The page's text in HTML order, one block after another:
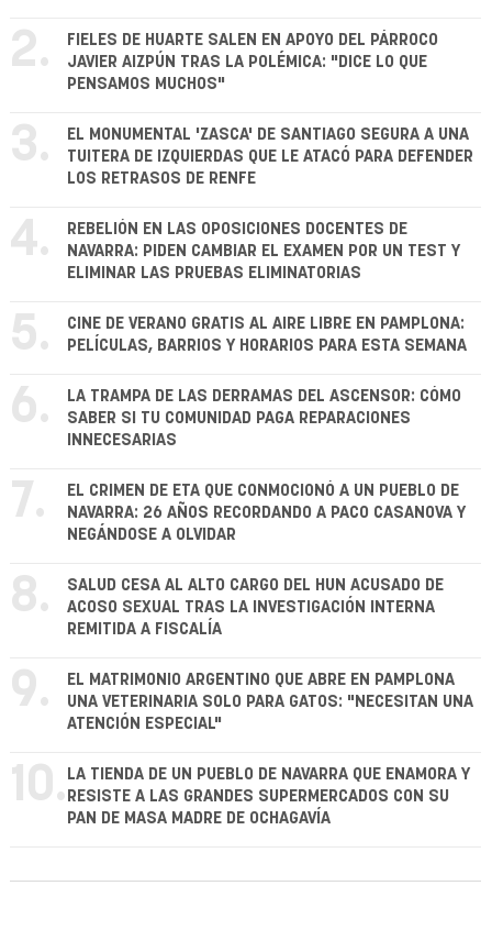
2.
FIELES DE HUARTE SALEN EN APOYO DEL PÁRROCO
JAVIER AIZPÚN TRAS LA POLÉMICA: "DICE LO QUE
PENSAMOS MUCHOS"
3.
EL MONUMENTAL 'ZASCA' DE SANTIAGO SEGURA A UNA
TUITERA DE IZQUIERDAS QUE LE ATACÓ PARA DEFENDER
LOS RETRASOS DE RENFE
4.
REBELIÓN EN LAS OPOSICIONES DOCENTES DE
NAVARRA: PIDEN CAMBIAR EL EXAMEN POR UN TEST Y
ELIMINAR LAS PRUEBAS ELIMINATORIAS
5.
CINE DE VERANO GRATIS AL AIRE LIBRE EN PAMPLONA:
PELÍCULAS, BARRIOS Y HORARIOS PARA ESTA SEMANA
6.
LA TRAMPA DE LAS DERRAMAS DEL ASCENSOR: CÓMO
SABER SI TU COMUNIDAD PAGA REPARACIONES
INNECESARIAS
7.
EL CRIMEN DE ETA QUE CONMOCIONÓ A UN PUEBLO DE
NAVARRA: 26 AÑOS RECORDANDO A PACO CASANOVA Y
NEGÁNDOSE A OLVIDAR
8.
SALUD CESA AL ALTO CARGO DEL HUN ACUSADO DE
ACOSO SEXUAL TRAS LA INVESTIGACIÓN INTERNA
REMITIDA A FISCALÍA
9.
EL MATRIMONIO ARGENTINO QUE ABRE EN PAMPLONA
UNA VETERINARIA SOLO PARA GATOS: "NECESITAN UNA
ATENCIÓN ESPECIAL"
10. LA TIENDA DE UN PUEBLO DE NAVARRA QUE ENAMORA Y
RESISTE A LAS GRANDES SUPERMERCADOS CON SU
PAN DE MASA MADRE DE OCHAGAVÍA